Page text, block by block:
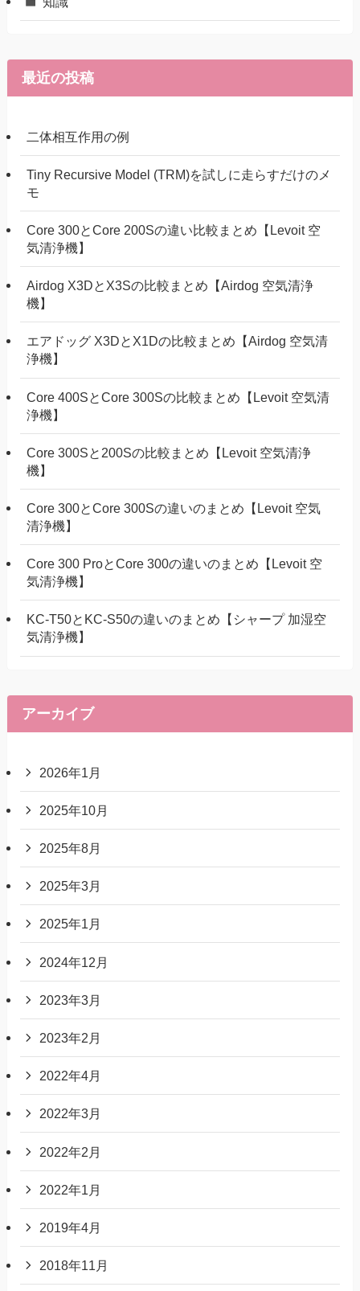
最近の投稿
二体相互作用の例
Tiny Recursive Model (TRM)を試しに走らすだけのメ
モ
Core 300とCore 200Sの違い比較まとめ【Levoit 空
気清浄機】
Airdog X3DとX3Sの比較まとめ【Airdog 空気清浄
機】
エアドッグ X3DとX1Dの比較まとめ【Airdog 空気清
浄機】
Core 400SとCore 300Sの比較まとめ【Levoit 空気清
浄機】
Core 300Sと200Sの比較まとめ【Levoit 空気清浄
機】
Core 300とCore 300Sの違いのまとめ【Levoit 空気
清浄機】
Core 300 ProとCore 300の違いのまとめ【Levoit 空
気清浄機】
KC-T50とKC-S50の違いのまとめ【シャープ 加湿空
気清浄機】
アーカイブ
2026年1月
2025年10月
2025年8月
2025年3月
2025年1月
2024年12月
2023年3月
2023年2月
2022年4月
2022年3月
2022年2月
2022年1月
2019年4月
2018年11月